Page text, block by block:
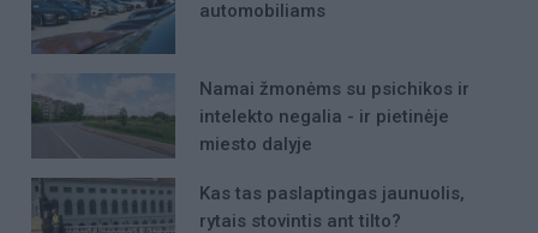
automobiliams
Namai žmonėms su psichikos ir
intelekto negalia - ir pietinėje
miesto dalyje
Kas tas paslaptingas jaunuolis,
rytais stovintis ant tilto?